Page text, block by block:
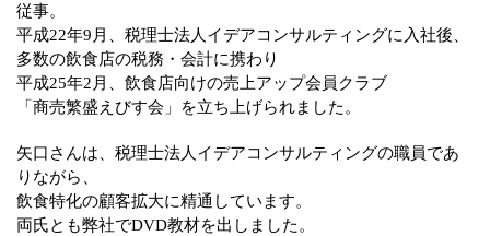
従事。
平成22年9月、税理士法人イデアコンサルティングに入社後、
多数の飲食店の税務・会計に携わり
平成25年2月、飲食店向けの売上アップ会員クラブ
「商売繁盛えびす会」を立ち上げられました。
矢口さんは、税理士法人イデアコンサルティングの職員であ
りながら、
飲食特化の顧客拡大に精通しています。
両氏とも弊社でDVD教材を出しました。